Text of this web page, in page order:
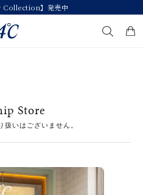
Collection】発売中
レス
#くまのプーさん
Store
いはございません。